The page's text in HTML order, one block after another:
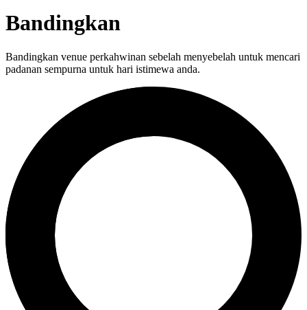
Bandingkan
Bandingkan venue perkahwinan sebelah menyebelah untuk mencari
padanan sempurna untuk hari istimewa anda.